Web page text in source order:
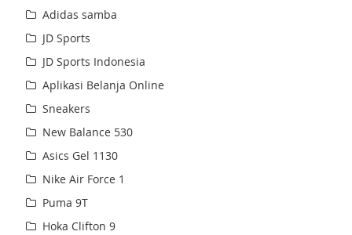
Adidas samba
JD Sports
JD Sports Indonesia
Aplikasi Belanja Online
Sneakers
New Balance 530
Asics Gel 1130
Nike Air Force 1
Puma 9T
Hoka Clifton 9